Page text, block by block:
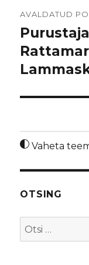
AVALDATUD
Vaheta
OTSING
Otsi: